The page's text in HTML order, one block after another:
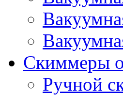
Скиммеры
Ручной